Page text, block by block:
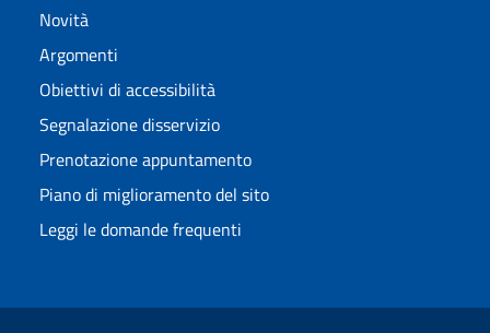
Novità
Argomenti
Obiettivi di accessibilità
Segnalazione disservizio
Prenotazione appuntamento
Piano di miglioramento del sito
Leggi le domande frequenti